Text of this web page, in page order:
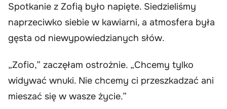
Spotkanie z Zofią było napięte. Siedzieliśmy
naprzeciwko siebie w kawiarni, a atmosfera była
gęsta od niewypowiedzianych słów.
„Zofio,” zaczęłam ostrożnie. „Chcemy tylko
widywać wnuki. Nie chcemy ci przeszkadzać ani
mieszać się w wasze życie.”